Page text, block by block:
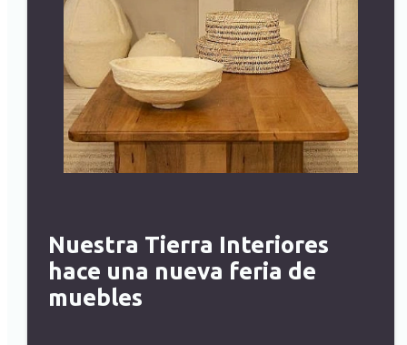
Nuestra Tierra Interiores
hace una nueva feria de
muebles